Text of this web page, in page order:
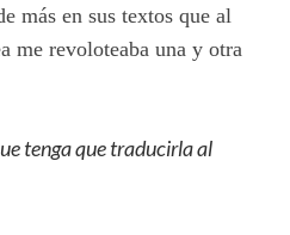
más en sus textos que al
me revoloteaba una y otra
tenga que traducirla al